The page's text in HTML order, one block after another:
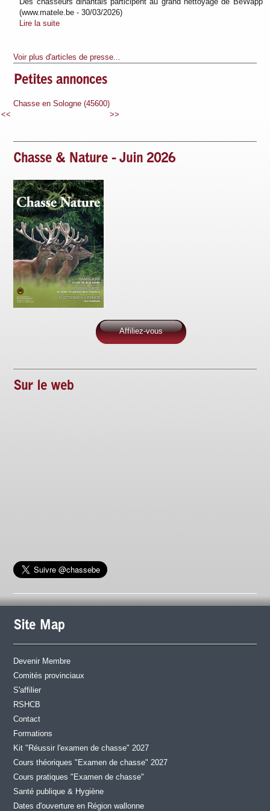
(www.matele.be - 30/03/2026)
Lire la suite
Voir plus d'articles de presse...
Petites annonces
Chasse en Sologne (45600)
<<
>>
Chasse & Nature - Juin 2026
Affiliez-vous
Sur le web
Site Map
Devenir Membre
Comités provinciaux
S'affilier
RSHCB
Contact
Formations
Kit "Réussir l'examen de chasse" 2027
Cours théoriques "Examen de chasse" 2027
Cours pratiques "Examen de chasse"
Santé publique & Hygiène
Dates d'ouverture en Région wallonne